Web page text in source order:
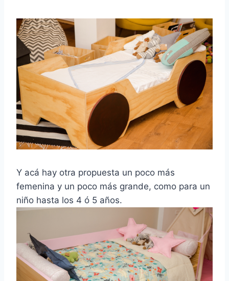
Y acá hay otra propuesta un poco más
femenina y un poco más grande, como para un
niño hasta los 4 ó 5 años.